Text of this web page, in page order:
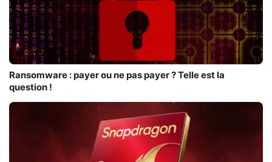
Ransomware : payer ou ne pas payer ? Telle est la
question !